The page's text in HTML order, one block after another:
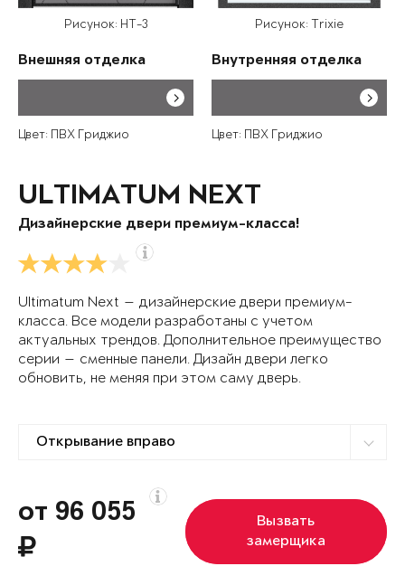
Рисунок: HT-3
Внешняя отделка
Цвет: ПВХ Гриджио
Рисунок: Trixie
Внутренняя отделка
Цвет: ПВХ Гриджио
ULTIMATUM NEXT
Дизайнерские двери премиум-класса!
Ultimatum Next — дизайнерские двери премиум-
класса. Все модели разработаны с учетом
актуальных трендов. Дополнительное преимущество
серии — сменные панели. Дизайн двери легко
обновить, не меняя при этом саму дверь.
от 96 055
Вызвать
замерщика